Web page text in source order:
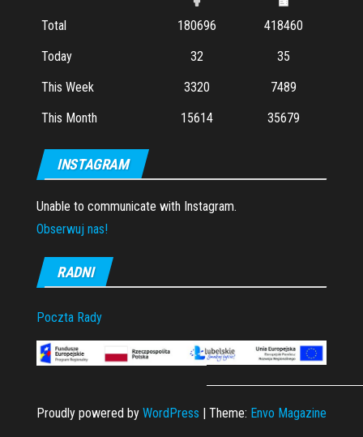
Total 180696
418460
Today
32
35
This Week
3320
7489
This Month
15614 35679
INSTAGRAM
Unable to communicate with Instagram.
Obserwuj nas!
RADNI
Poczta Rady
Proudly powered by WordPress | Theme: Envo Magazine